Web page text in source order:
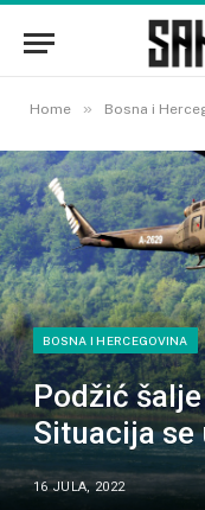
Home » Bosna i
BOSNA I HERCEGOVINA
Podžić
Situacija se
16 JULA, 2022